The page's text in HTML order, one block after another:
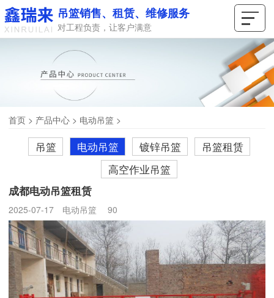
吊篮销售、租赁、维修服务
对工程负责，让客户满意
首页 > 产品中心 > 电动吊篮 >
吊篮 电动吊篮 镀锌吊篮
吊篮租赁
高空作业吊篮
成都电动吊篮租赁
2025-07-17 电动吊篮 90